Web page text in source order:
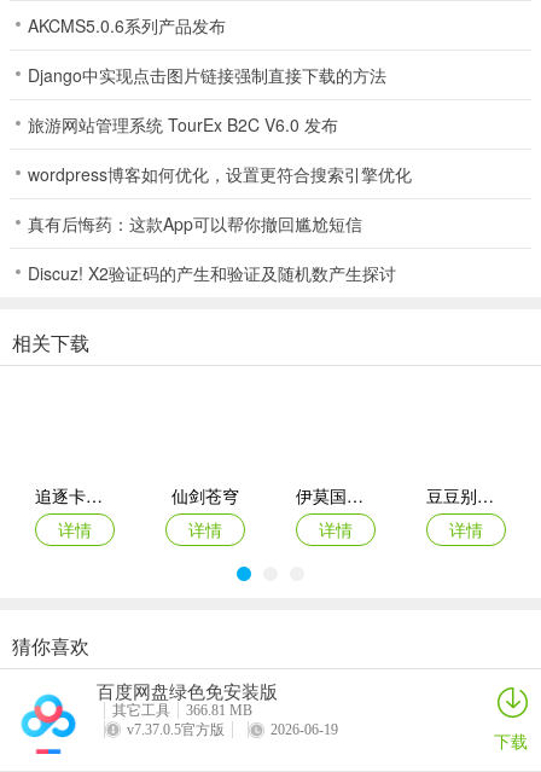
穿越现代城市荒芜区：废弃医院、破旧高铁……在多样地形中搜集稀
死存亡！
【组建小队，制定生存策略】
招募各怀绝技的幸存者，巧妙搭配角色技能，制定专属战斗方案。直
1、进入生存33天游戏玩家需要通过滑动手指操作幸存者移动。
3、打开地图查看任务目标，规划移动路线避免丧尸围堵。
5、使用搜集到的物资升级幸存者，提升战力、攻击、生命等属性，增
强生存能力。
AKCMS5.0.6系列产品发布
Django中实现点击图片链接强制直接下载的方法
旅游网站管理系统 TourEx B2C V6.0 发布
wordpress博客如何优化，设置更符合搜索引擎优化
真有后悔药：这款App可以帮你撤回尴尬短信
Discuz! X2验证码的产生和验证及随机数产生探讨
相关下载
追逐卡蕾多
详情
仙剑苍穹
详情
伊莫国际服
详情
豆豆别嚣张游戏
详情
酷跑西游手游
详情
巴雄天下
详情
指尖无双手游
数码宝贝up手游
猜你喜欢
百度网盘绿色免安装版
其它工具
366.81 MB
v7.37.0.5官方版
2026-06-19 下载